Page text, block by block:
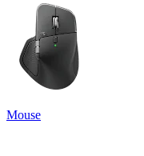
Mouse